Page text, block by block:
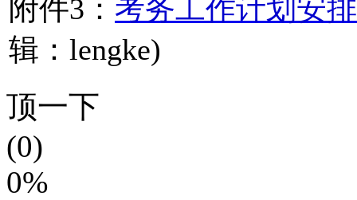
附件3： 考务工作计划安
辑：lengke)
顶一下
(0)
0%